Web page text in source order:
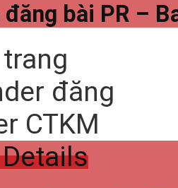
bài PR –